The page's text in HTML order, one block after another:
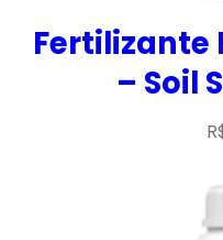
Fertilizante
– Soil